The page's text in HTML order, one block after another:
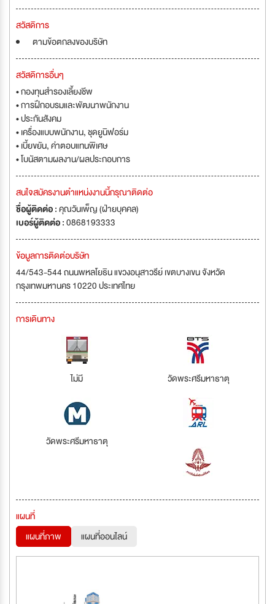
สวัสดิการ
ตามข้อตกลงของบริษัท
สวัสดิการอื่นๆ
• กองทุนสำรองเลี้ยงชีพ
• การฝึกอบรมและพัฒนาพนักงาน
• ประกันสังคม
• เครื่องแบบพนักงาน, ชุดยูนิฟอร์ม
• เบี้ยขยัน, ค่าตอบแทนพิเศษ
• โบนัสตามผลงาน/ผลประกอบการ
สนใจสมัครงานตำแหน่งงานนี้กรุณาติดต่อ
ชื่อผู้ติดต่อ :คุณวันเพ็ญ (ฝ่ายบุคคล)
เบอร์ผู้ติดต่อ :0868193333
ข้อมูลการติดต่อบริษัท
44/543-544 ถนนพหลโยธิน แขวงอนุสาวรีย์ เขตบางเขน จังหวัด
กรุงเทพมหานคร 10220 ประเทศไทย
การเดินทาง
ไม่มี วัดพระศรีมหาธาตุ
วัดพระศรีมหาธาตุ
แผนที่
แผนที่ภาพ
แผนที่ออนไลน์